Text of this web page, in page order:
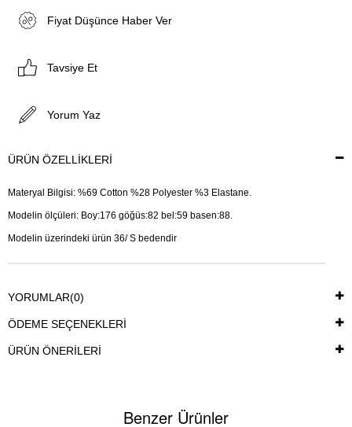
Fiyat Düşünce Haber Ver
Tavsiye Et
Yorum Yaz
ÜRÜN ÖZELLIKLERI
Materyal Bilgisi: %69 Cotton %28 Polyester %3 Elastane.
Modelin ölçüleri: Boy:176 göğüs:82 bel:59 basen:88.
Modelin üzerindeki ürün 36/ S bedendir
YORUMLAR(0)
ÖDEME SEÇENEKLERI
ÜRÜN ÖNERILERI
Benzer Ürünler